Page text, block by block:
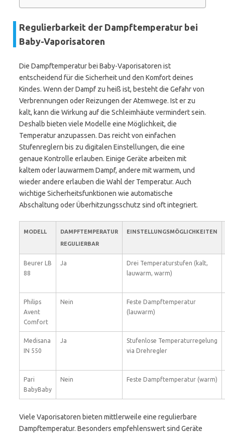
Regulierbarkeit der Dampftemperatur bei
Baby-Vaporisatoren
Die Dampftemperatur bei Baby-Vaporisatoren ist
entscheidend für die Sicherheit und den Komfort deines
Kindes. Wenn der Dampf zu heiß ist, besteht die Gefahr von
Verbrennungen oder Reizungen der Atemwege. Ist er zu
kalt, kann die Wirkung auf die Schleimhäute vermindert sein.
Deshalb bieten viele Modelle eine Möglichkeit, die
Temperatur anzupassen. Das reicht von einfachen
Stufenreglern bis zu digitalen Einstellungen, die eine
genaue Kontrolle erlauben. Einige Geräte arbeiten mit
kaltem oder lauwarmem Dampf, andere mit warmem, und
wieder andere erlauben die Wahl der Temperatur. Auch
wichtige Sicherheitsfunktionen wie automatische
Abschaltung oder Überhitzungsschutz sind oft integriert.
MODELL
DAMPFTEMPERATUR
REGULIERBAR
EINSTELLUNGSMÖGLICHKEITEN
Beurer LB
88
Ja
Drei Temperaturstufen (kalt,
lauwarm, warm)
Philips
Avent
Comfort
Nein
Feste Dampftemperatur
(lauwarm)
Medisana
IN 550
Ja
Stufenlose Temperaturregelung
via Drehregler
Pari
BabyBaby
Nein Feste Dampftemperatur (warm)
Viele Vaporisatoren bieten mittlerweile eine regulierbare
Dampftemperatur. Besonders empfehlenswert sind Geräte